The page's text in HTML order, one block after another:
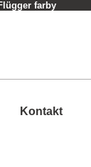
farby
Kontakt